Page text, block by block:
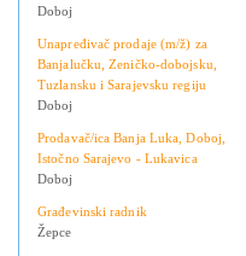
Doboj
Unapređivač prodaje (m/ž) za
Banjalučku, Zeničko-dobojsku,
Tuzlansku i Sarajevsku regiju
Doboj
Prodavač/ica Banja Luka, Doboj,
Istočno Sarajevo - Lukavica
Doboj
Građevinski radnik
Žepce